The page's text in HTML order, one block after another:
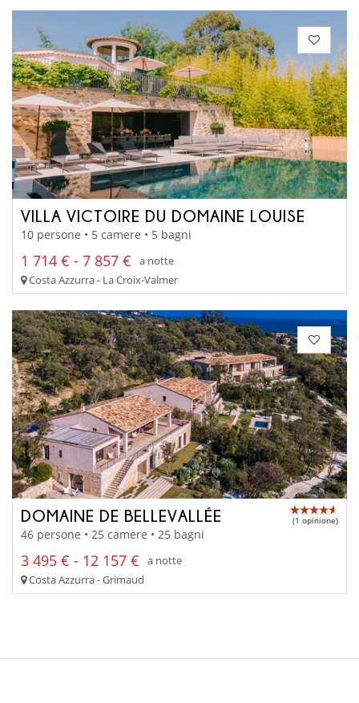
VILLA VICTOIRE DU DOMAINE LOUISE
10 persone • 5 camere • 5 bagni
1 714 € - 7 857 €
a notte
Costa Azzurra - La Croix-Valmer
DOMAINE DE BELLEVALLÉE (1 opinione)
46 persone • 25 camere • 25 bagni
3 495 € - 12 157 €
a notte
Costa Azzurra - Grimaud